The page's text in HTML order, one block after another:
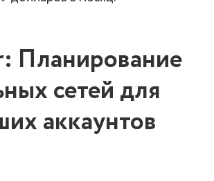
Планирование
сетей для
аккаунтов